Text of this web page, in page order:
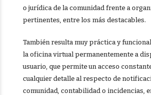
o jurídica de la comunidad frente a
pertinentes, entre los más destacables.
También resulta muy práctica y
la oficina virtual permanentemente a
usuario, que permite un acceso
cualquier detalle al respecto de
comunidad, contabilidad o incidencias,